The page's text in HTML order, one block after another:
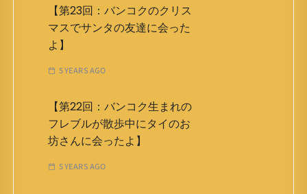
【第23回：バンコクのクリス
マスでサンタの友達に会った
よ】
5 YEARS AGO
【第22回：バンコク生まれの
フレブルが散歩中にタイのお
坊さんに会ったよ】
5 YEARS AGO